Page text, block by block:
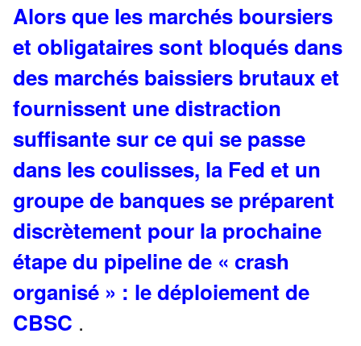
Alors que les marchés boursiers
et obligataires sont bloqués dans
des marchés baissiers brutaux et
fournissent une distraction
suffisante sur ce qui se passe
dans les coulisses, la Fed et un
groupe de banques se préparent
discrètement pour la prochaine
étape du pipeline de « crash
organisé » : le déploiement de
CBSC .